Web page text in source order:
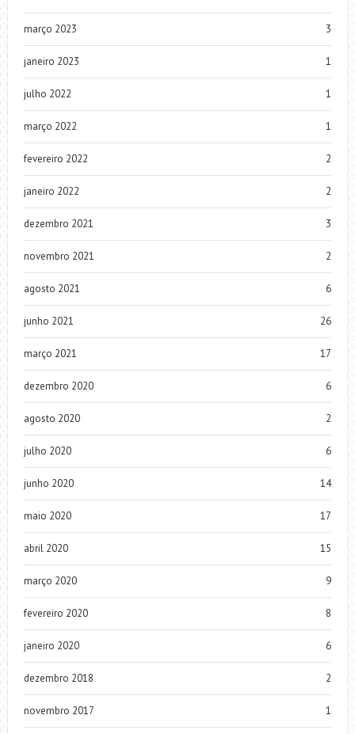
março 2023 3
janeiro 2023 1
julho 2022 1
março 2022 1
fevereiro 2022 2
janeiro 2022 2
dezembro 2021 3
novembro 2021 2
agosto 2021 6
junho 2021 26
março 2021 17
dezembro 2020 6
agosto 2020 2
julho 2020 6
junho 2020 14
maio 2020 17
abril 2020 15
março 2020 9
fevereiro 2020 8
janeiro 2020 6
dezembro 2018 2
novembro 2017 1